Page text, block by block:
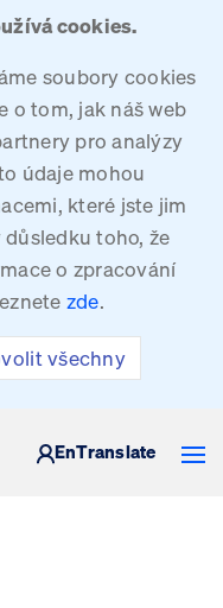
cookies.
soubory cookies
o tom, jak náš web
pro analýzy
údaje mohou
které jste jim
toho, že
o zpracování
zde.
všechny
REPUBLIKY
EnTranslate